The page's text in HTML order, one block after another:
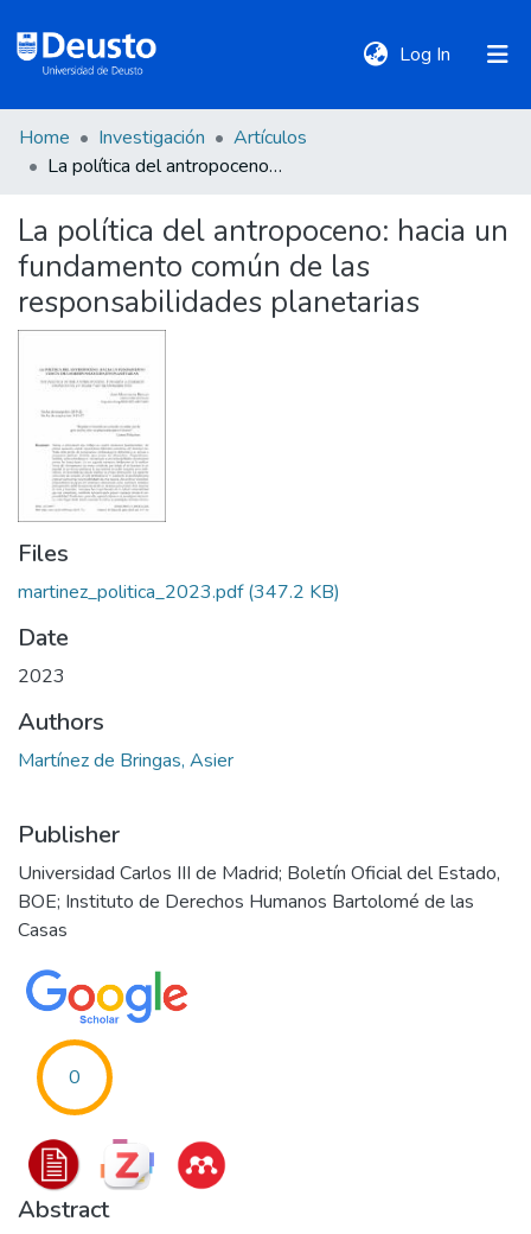
Log In (current)
DeustoTeka
Communities
&
Collections
All of DSpace
Statistics
Policies
Home Investigación
Artículos
La política del antropoceno: hacia un fundamento común de las responsabilidades planetarias
La política del antropoceno: hacia un
fundamento común de las
responsabilidades planetarias
Files
martinez_politica_2023.pdf(347.2 KB)
Date
2023
Authors
Martínez de Bringas, Asier
Publisher
Universidad Carlos III de Madrid; Boletín Oficial del Estado,
BOE; Instituto de Derechos Humanos Bartolomé de las
Casas
0
Abstract